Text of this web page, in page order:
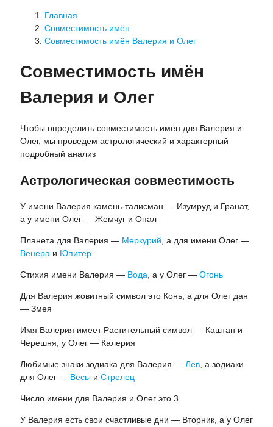
Главная
Совместимость имён
Совместимость имён Валерия и Олег
Совместимость имён
Валерия и Олег
Чтобы определить совместимость имён для Валерия и
Олег, мы проведем астрологический и характерный
подробный анализ
Астрологическая совместимость
У имени Валерия камень-талисман — Изумруд и Гранат,
а у имени Олег — Жемчуг и Опал
Планета для Валерия — Меркурий, а для имени Олег —
Венераи Юпитер
Стихия имени Валерия — Вода, а у Олег — Огонь
Для Валерия жовитный символ это Конь, а для Олег дан
— Змея
Имя Валерия имеет Растительный символ — Каштан и
Черешня, у Олег — Калерия
Любимые знаки зодиака для Валерия — Лев, а зодиаки
для Олег — Весыи Стрелец
Число имени для Валерия и Олег это 3
У Валерия есть свои счастливые дни — Вторник, а у Олег